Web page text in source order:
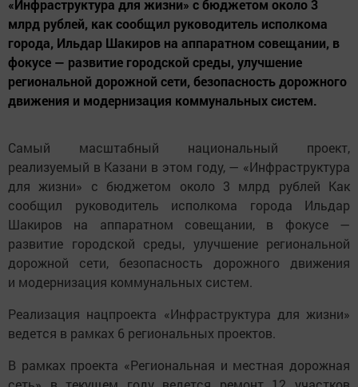
«Инфраструктура для жизни» с бюджетом около 3
млрд рублей, как сообщил руководитель исполкома
города, Ильдар Шакиров на аппаратном совещании, в
фокусе — развитие городской среды, улучшение
региональной дорожной сети, безопасность дорожного
движения и модернизация коммунальных систем.
Самый масштабный национальный проект,
реализуемый в Казани в этом году, — «Инфраструктура
для жизни» с бюджетом около 3 млрд рублей Как
сообщил руководитель исполкома города Ильдар
Шакиров на аппаратном совещании, в фокусе —
развитие городской среды, улучшение региональной
дорожной сети, безопасность дорожного движения
и модернизация коммунальных систем.
Реализация нацпроекта «Инфраструктура для жизни»
ведется в рамках 6 региональных проектов.
В рамках проекта «Региональная и местная дорожная